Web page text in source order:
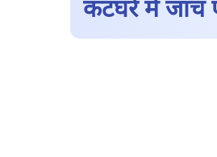
कटघरे में जांच